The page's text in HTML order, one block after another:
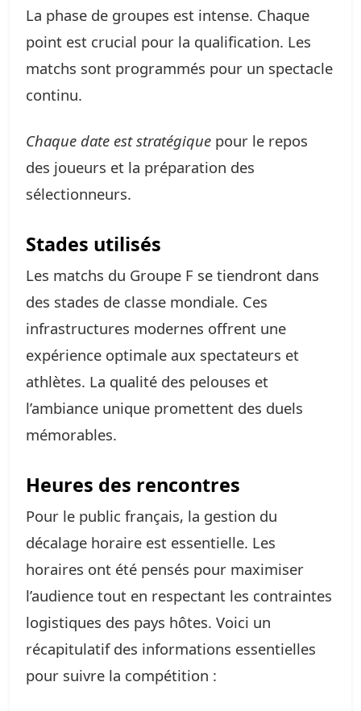
La phase de groupes est intense. Chaque
point est crucial pour la qualification. Les
matchs sont programmés pour un spectacle
continu.
Chaque date est stratégique pour le repos
des joueurs et la préparation des
sélectionneurs.
Stades utilisés
Les matchs du Groupe F se tiendront dans
des stades de classe mondiale. Ces
infrastructures modernes offrent une
expérience optimale aux spectateurs et
athlètes. La qualité des pelouses et
l’ambiance unique promettent des duels
mémorables.
Heures des rencontres
Pour le public français, la gestion du
décalage horaire est essentielle. Les
horaires ont été pensés pour maximiser
l’audience tout en respectant les contraintes
logistiques des pays hôtes. Voici un
récapitulatif des informations essentielles
pour suivre la compétition :